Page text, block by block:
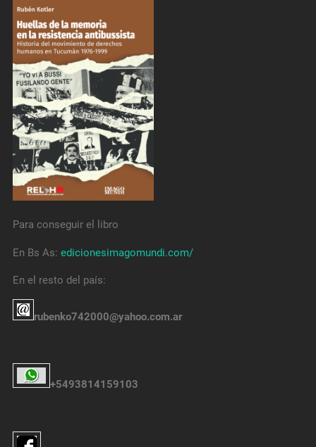
Para conseguir el libro
En Bs As: edicionesimagomundi.com/
En el resto del país:
rubenko742000@yahoo.com.ar
+5493814159103